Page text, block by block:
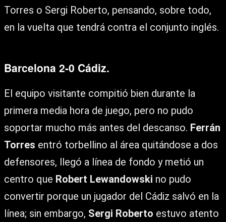
Torres o Sergi Roberto, pensando, sobre todo,
en la vuelta que tendrá contra el conjunto inglés.
Barcelona 2-0 Cádiz.
El equipo visitante compitió bien durante la
primera media hora de juego, pero no pudo
soportar mucho más antes del descanso. Ferrán
Torres entró torbellino al área quitándose a dos
defensores, llegó a línea de fondo y metió un
centro que Robert Lewandowski no pudo
convertir porque un jugador del Cádiz salvó en la
línea; sin embargo, Sergi Roberto estuvo atento